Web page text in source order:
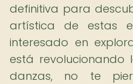
definitiva para
artística de estas
interesado en
está revolucionando
danzas, no te